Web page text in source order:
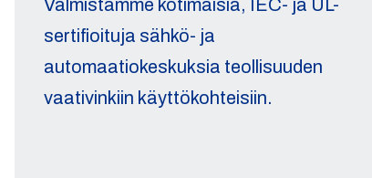
Valmistamme kotimaisia, IEC- ja UL-
sertifioituja sähkö- ja
automaatiokeskuksia teollisuuden
vaativinkiin käyttökohteisiin.